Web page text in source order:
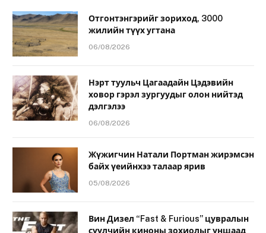
Отгонтэнгэрийг зориход, 3000
жилийн түүх угтана
06/08/2026
Нэрт туульч Цагаадайн Цэдэвийн
ховор гэрэл зургуудыг олон нийтэд
дэлгэлээ
06/08/2026
Жүжигчин Натали Портман жирэмсэн
байх үеийнхээ талаар ярив
05/08/2026
Вин Дизел “Fast & Furious” цувралын
сүүлчийн киноны зохиолыг уншаад